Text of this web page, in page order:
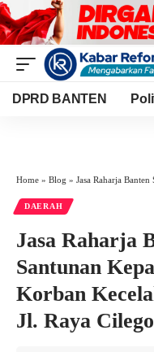
DPRD BANTEN
Home » Blog » Jasa Raharja Banten Serahkan
DAERAH
Jasa Raharja
Santunan
Korban
Jl. Raya